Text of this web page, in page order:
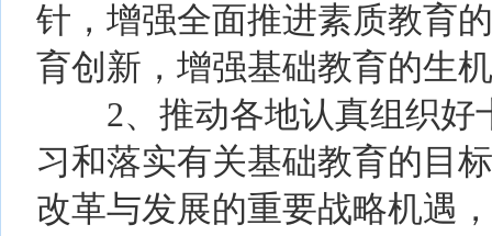
针，增强全面推进素质教育
育创新，增强基础教育的生
2、推动各地认真组织好
习和落实有关基础教育的目
改革与发展的重要战略机遇